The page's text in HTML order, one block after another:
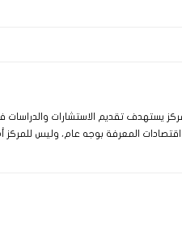
يستهدف تقديم الاستشارات والدراسات
المعرفة بوجه عام، وليس للمركز